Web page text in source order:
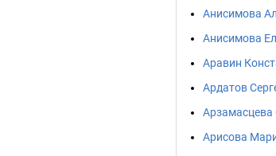
Анисимова
Анисимова
Аравин
Ардатов
Арзамасцева
Арисова